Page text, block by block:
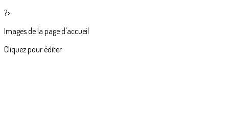
?>
Images de la page d'accueil
Cliquez pour éditer